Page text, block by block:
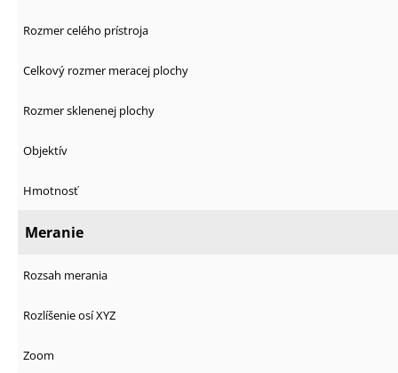
Rozmer celého prístroja
Celkový rozmer meracej plochy
Rozmer sklenenej plochy
Objektív
Hmotnosť
Meranie
Rozsah merania
Rozlíšenie osí XYZ
Zoom